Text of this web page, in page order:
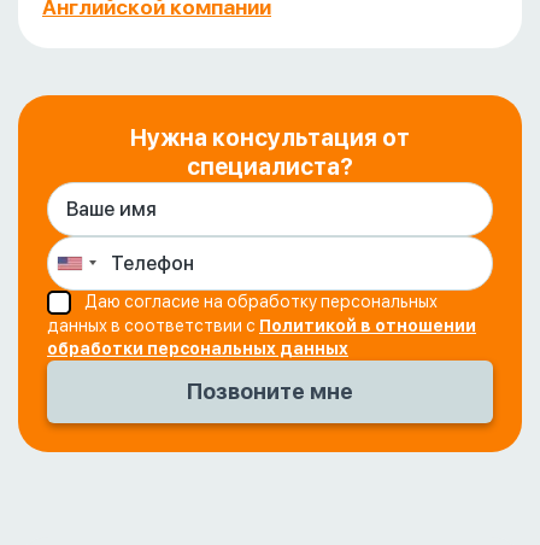
Английской компании
Нужна консультация от
специалиста?
Даю согласие на обработку персональных
данных в соответствии с Политикой в отношении
обработки персональных данных